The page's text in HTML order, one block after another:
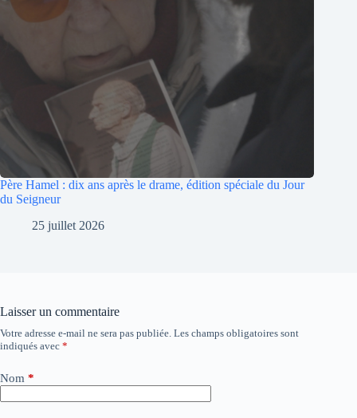
Père Hamel : dix ans après le drame, édition spéciale du Jour
du Seigneur
25 juillet 2026
Laisser un commentaire
Votre adresse e-mail ne sera pas publiée. Les champs obligatoires sont
indiqués avec *
Nom *
A
l
e
n